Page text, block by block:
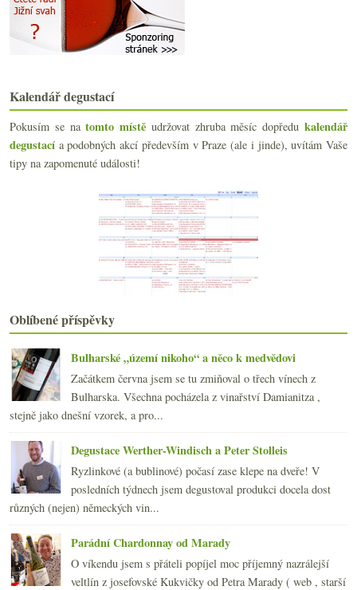
►srpna
► července(23)
► června (25)
Vinaři, exportujte do Číny!
Jak správně vyslovovat jména vín…
10 + 1 ryzlinkových zajímavostí
Hodina mezi psem a vlkem
Oslava poctivých vín
„Dr. L“ aneb léčba ryzlinkem
Sójovými párky zdegenerované pokolení
Výsledky ankety „K obědu ve všední den piju nejčas...
Burgundsko s Pascalem Wagnerem
Prezentace sortimentu Global Wines 2008
Je libo Beaujeaule či Chardenang?
Salon vín České republiky 2008
Château Malescot St. Exupéry 1975 – 2004
Reklamujte korkové víno!
Páteční korkohrátky
Degustační štěstí v neštěstí
Veltlínská chuť terroir
Chateauneuf-du-Pape Cuvée Réservée 2003 – Domaine ...
Návštěva vinných sklepů v Kutné Hoře
František Mádl – Zweigeltrebe 2005 barrique
Výsledky ankety „Degustace, ochutnávky, košty vína...
►dubna(23)
►března(19)
►února
►ledna (24)
►2007(108)
Kalendář degustací
Pokusím se natomto místě udržovat zhruba měsíc dopředukalendář
degustacía podobných akcí především v Praze (ale i jinde), uvítám Vaše
tipy na zapomenuté události!
Oblíbené příspěvky
Bulharské „území nikoho“ a něco k medvědovi
Začátkem června jsem se tu zmiňoval o třech vínech z
Bulharska. Všechna pocházela z vinařství Damianitza ,
stejně jako dnešní vzorek, a pro...
Degustace Werther-Windisch a Peter Stolleis
Ryzlinkové (a bublinové) počasí zase klepe na dveře! V
posledních týdnech jsem degustoval produkci docela dost
různých (nejen) německých vin...
Parádní Chardonnay od Marady
O víkendu jsem s přáteli popíjel moc příjemný nazrálejší
veltlín z josefovské Kukvičky od Petra Marady ( web , starší